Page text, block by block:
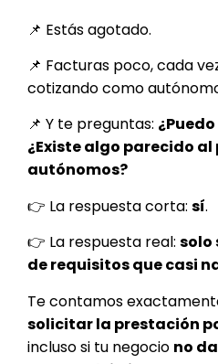
📌 Estás agotado.
📌 Facturas poco, cada
cotizando como
📌 Y te preguntas:
¿Existe algo parecido
autónomos?
👉 La respuesta corta: sí.
👉 La respuesta real: solo
de requisitos que casi
Te contamos
solicitar la prestación
incluso si tu negocio no